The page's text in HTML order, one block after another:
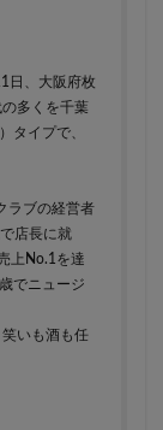
日、大阪府枚
多くを千葉
タイプで、
ラブの経営者
店長に就
上No.1を達
でニュージ
いも酒も任